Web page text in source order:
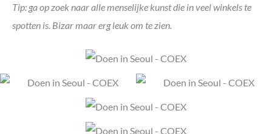
Tip: ga op zoek naar alle menselijke kunst die in veel winkels te
spotten is. Bizar maar erg leuk om te zien.